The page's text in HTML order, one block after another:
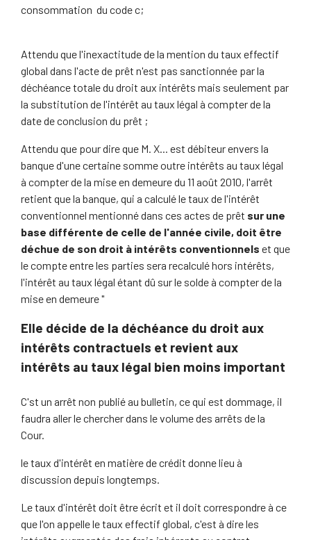
consommation du code c;
Attendu que l'inexactitude de la mention du taux effectif
global dans l'acte de prêt n'est pas sanctionnée par la
déchéance totale du droit aux intérêts mais seulement par
la substitution de l'intérêt au taux légal à compter de la
date de conclusion du prêt ;
Attendu que pour dire que M. X... est débiteur envers la
banque d'une certaine somme outre intérêts au taux légal
à compter de la mise en demeure du 11 août 2010, l'arrêt
retient que la banque, qui a calculé le taux de l'intérêt
conventionnel mentionné dans ces actes de prêt sur une
base différente de celle de l'année civile, doit être
déchue de son droit à intérêts conventionnels et que
le compte entre les parties sera recalculé hors intérêts,
l'intérêt au taux légal étant dû sur le solde à compter de la
mise en demeure "
Elle décide de la déchéance du droit aux
intérêts contractuels et revient aux
intérêts au taux légal bien moins important
C'st un arrêt non publié au bulletin, ce qui est dommage, il
faudra aller le chercher dans le volume des arrêts de la
Cour.
le taux d'intérêt en matière de crédit donne lieu à
discussion depuis longtemps.
Le taux d'intérêt doit être écrit et il doit correspondre à ce
que l'on appelle le taux effectif global, c'est à dire les